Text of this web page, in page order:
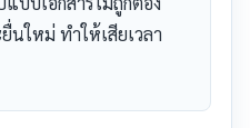
นใหม่ ทำให้เสียเวลา